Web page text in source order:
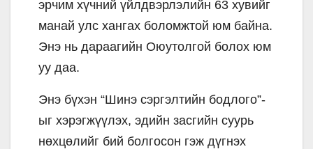
эрчим хүчний үйлдвэрлэлийн 63 хувийг
манай улс хангах боломжтой юм байна.
Энэ нь дараагийн Оюутолгой болох юм
уу даа.
Энэ бүхэн “Шинэ сэргэлтийн бодлого”-
ыг хэрэгжүүлэх, эдийн засгийн суурь
нөхцөлийг бий болгосон гэж дүгнэх